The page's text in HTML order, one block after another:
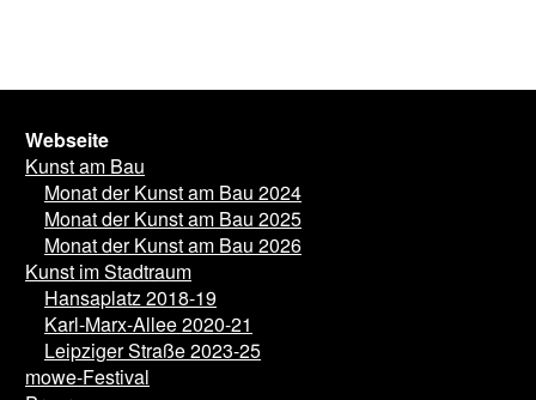
Webseite
Kunst am Bau
Monat der Kunst am Bau 2024
Monat der Kunst am Bau 2025
Monat der Kunst am Bau 2026
Kunst im Stadtraum
Hansaplatz 2018-19
Karl-Marx-Allee 2020-21
Leipziger Straße 2023-25
mowe-Festival